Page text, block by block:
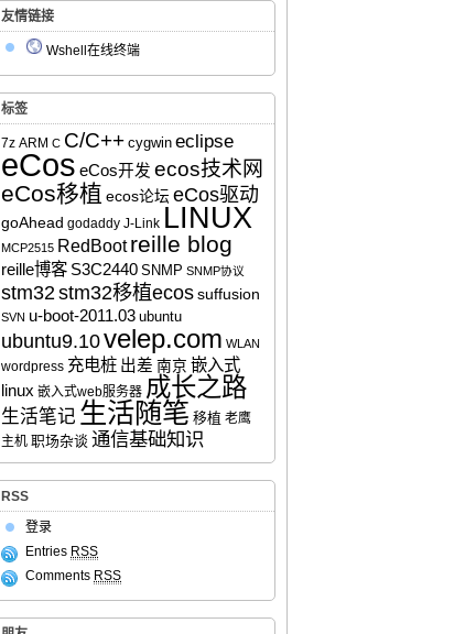
友情链接
Wshell在线终端
标签
7z ARM C C/C++ cygwin eclipse
eCos eCos开发 ecos技术网
eCos移植 ecos论坛 eCos驱动
goAhead godaddy J-Link LINUX
MCP2515 RedBoot reille blog
reille博客 S3C2440 SNMP SNMP协议
stm32stm32移植ecos suffusion
SVN u-boot-2011.03 ubuntu
ubuntu9.10velep.com WLAN
wordpress 充电桩 出差 南京 嵌入式
linux 嵌入式web服务器 成长之路
生活笔记 生活随笔 移植 老鹰
主机 职场杂谈 通信基础知识
RSS
登录
Entries RSS
Comments RSS